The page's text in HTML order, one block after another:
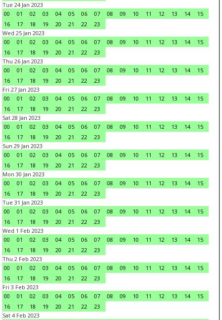
Tue 24 Jan 2023
00
01 02 03 04 05 06 07 08 09 10 11 12 13 14
15
16
17 18 19 20 21 22
23
Wed 25 Jan 2023
00
01 02 03 04 05 06 07 08 09 10 11 12 13 14
15
16
17 18 19 20 21 22
23
Thu 26 Jan 2023
00
01 02 03 04 05 06 07 08 09 10 11 12 13 14
15
16
17 18 19 20 21 22
23
Fri 27 Jan 2023
00
01 02 03 04 05 06 07 08 09 10 11 12 13 14
15
16
17 18 19 20 21 22
23
Sat 28 Jan 2023
00
01 02 03 04 05 06 07 08 09 10 11 12 13 14
15
16
17 18 19 20 21 22
23
Sun 29 Jan 2023
00
01 02 03 04 05 06 07 08 09 10 11 12 13 14
15
16
17 18 19 20 21 22
23
Mon 30 Jan 2023
00
01 02 03 04 05 06 07 08 09 10 11 12 13 14
15
16
17 18 19 20 21 22
23
Tue 31 Jan 2023
00
01 02 03 04 05 06 07 08 09 10 11 12 13 14
15
16
17 18 19 20 21 22
23
Wed 1 Feb 2023
00
01 02 03 04 05 06 07 08 09 10 11 12 13 14
15
16
17 18 19 20 21 22
23
Thu 2 Feb 2023
00
01 02 03 04 05 06 07 08 09 10 11 12 13 14
15
16
17 18 19 20 21 22
23
Fri 3 Feb 2023
00
01 02 03 04 05 06 07 08 09 10 11 12 13 14
15
16
17 18 19 20 21 22
23
Sat 4 Feb 2023